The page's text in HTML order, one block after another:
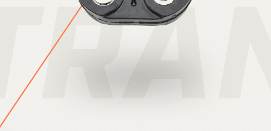
Distribuidores
Sobre nós
Centro de conteúdos